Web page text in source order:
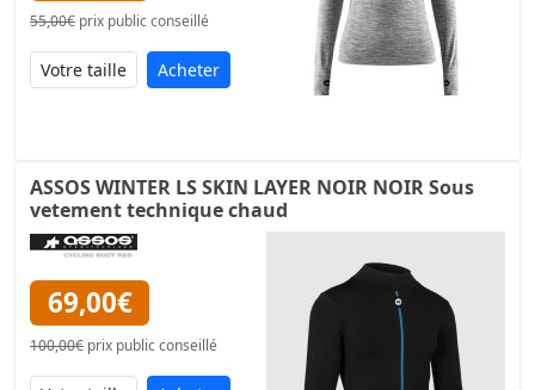
55,00€ prix public conseillé
Acheter
ASSOS WINTER LS SKIN LAYER NOIR NOIR Sous
vetement technique chaud
69,00€
100,00€ prix public conseillé